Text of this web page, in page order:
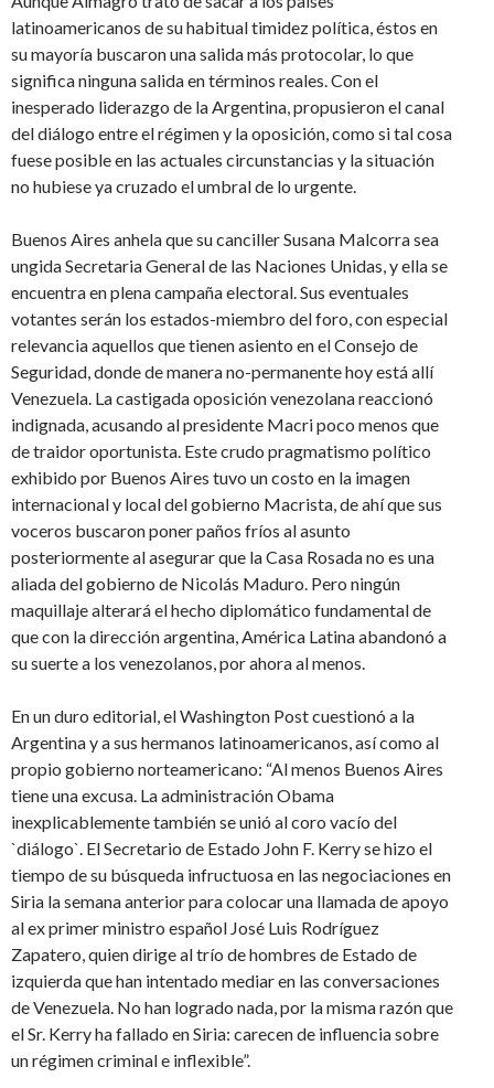
latinoamericanos de su habitual timidez política, éstos en
su mayoría buscaron una salida más protocolar, lo que
significa ninguna salida en términos reales. Con el
inesperado liderazgo de la Argentina, propusieron el canal
del diálogo entre el régimen y la oposición, como si tal cosa
fuese posible en las actuales circunstancias y la situación
no hubiese ya cruzado el umbral de lo urgente.
Buenos Aires anhela que su canciller Susana Malcorra sea
ungida Secretaria General de las Naciones Unidas, y ella se
encuentra en plena campaña electoral. Sus eventuales
votantes serán los estados-miembro del foro, con especial
relevancia aquellos que tienen asiento en el Consejo de
Seguridad, donde de manera no-permanente hoy está allí
Venezuela. La castigada oposición venezolana reaccionó
indignada, acusando al presidente Macri poco menos que
de traidor oportunista. Este crudo pragmatismo político
exhibido por Buenos Aires tuvo un costo en la imagen
internacional y local del gobierno Macrista, de ahí que sus
voceros buscaron poner paños fríos al asunto
posteriormente al asegurar que la Casa Rosada no es una
aliada del gobierno de Nicolás Maduro. Pero ningún
maquillaje alterará el hecho diplomático fundamental de
que con la dirección argentina, América Latina abandonó a
su suerte a los venezolanos, por ahora al menos.
En un duro editorial, el Washington Post cuestionó a la
Argentina y a sus hermanos latinoamericanos, así como al
propio gobierno norteamericano: “Al menos Buenos Aires
tiene una excusa. La administración Obama
inexplicablemente también se unió al coro vacío del
`diálogo`. El Secretario de Estado John F. Kerry se hizo el
tiempo de su búsqueda infructuosa en las negociaciones en
Siria la semana anterior para colocar una llamada de apoyo
al ex primer ministro español José Luis Rodríguez
Zapatero, quien dirige al trío de hombres de Estado de
izquierda que han intentado mediar en las conversaciones
de Venezuela. No han logrado nada, por la misma razón que
el Sr. Kerry ha fallado en Siria: carecen de influencia sobre
un régimen criminal e inflexible”.